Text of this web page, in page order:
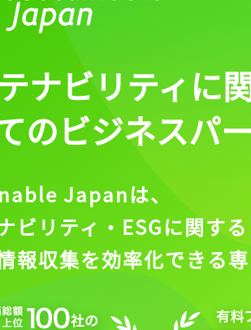
ナビリティに
のビジネスパ
Japanは、
ビリティ・ESGに関する
報収集を効率化できる